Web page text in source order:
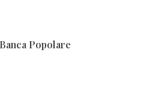
Banca Popolare